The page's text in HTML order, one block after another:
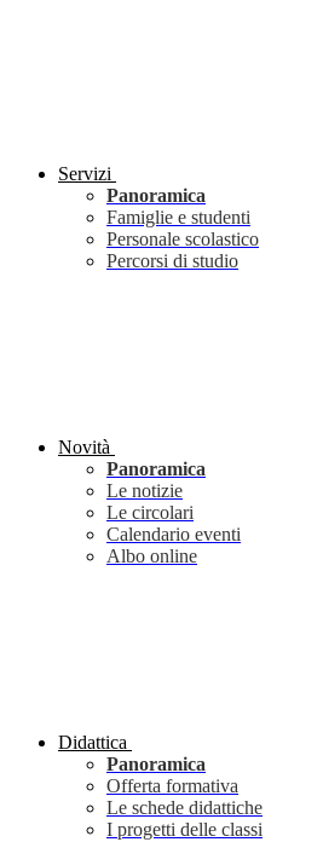
Servizi
Panoramica
Famiglie e studenti
Personale scolastico
Percorsi di studio
Novità
Panoramica
Le notizie
Le circolari
Calendario eventi
Albo online
Didattica
Panoramica
Offerta formativa
Le schede didattiche
I progetti delle classi